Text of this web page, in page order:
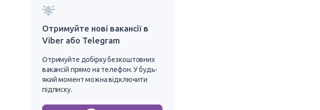
Отримуйте нові вакансії в
Viber або Telegram
Отримуйте добірку безкоштовних
вакансій прямо на телефон. У будь-
який момент можна відключити
підписку.